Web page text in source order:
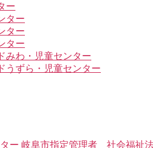
ー
ター
ター
ター
みわ・児童センター
うずら・児童センター